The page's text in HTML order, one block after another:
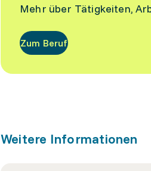
Mehr über Tätigkeiten,
Zum Beruf
Weitere Informationen